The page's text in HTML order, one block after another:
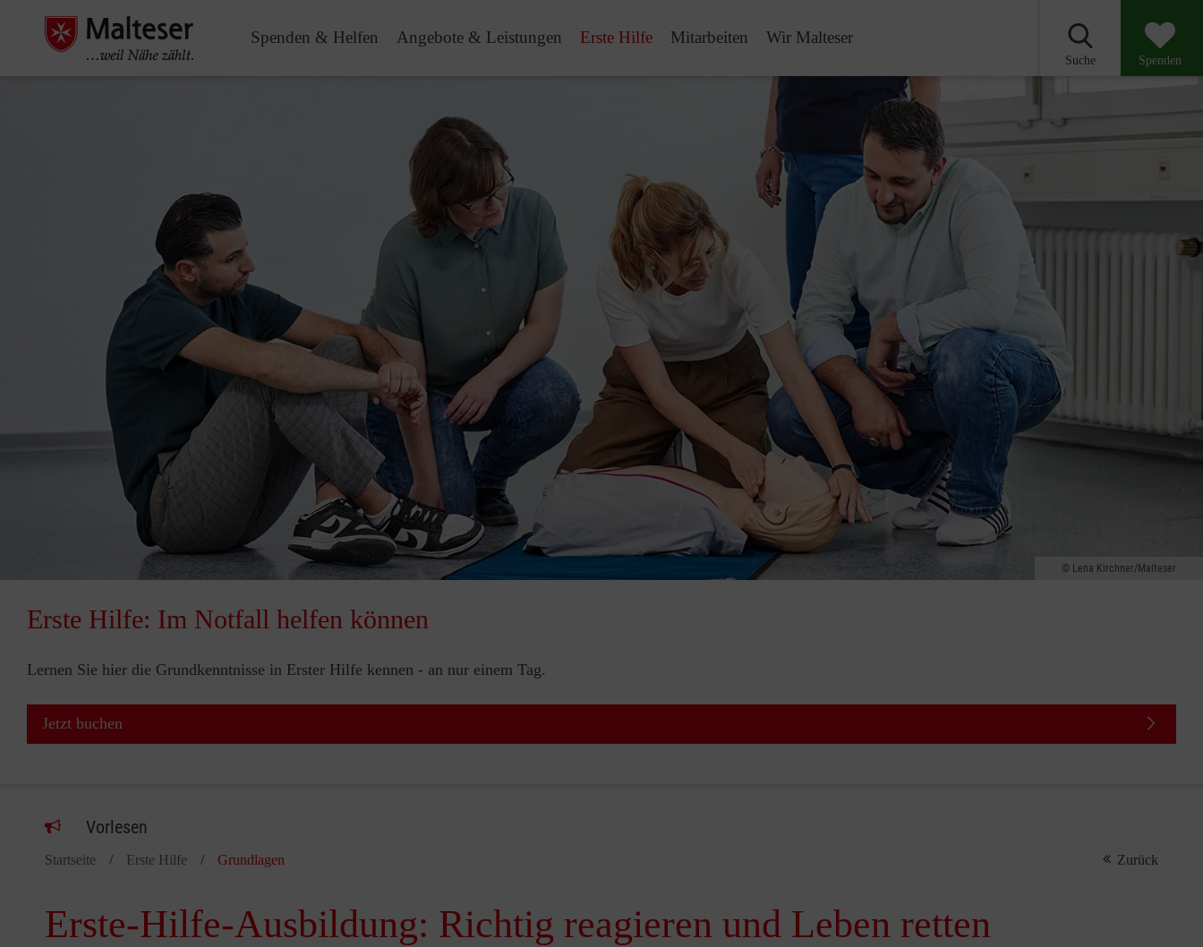
Spenden & Helfen Angebote & Leistungen Erste Hilfe Mitarbeiten Wir Malteser
Suche Spenden
Lena Kirchner/Malteser
Erste Hilfe: Im Notfall helfen können
Lernen Sie hier die Grundkenntnisse in Erster Hilfe kennen - an nur einem Tag.
Jetzt buchen
Vorlesen
Startseite Erste Hilfe Grundlagen Zurück
Erste-Hilfe-Ausbildung: Richtig reagieren und Leben retten